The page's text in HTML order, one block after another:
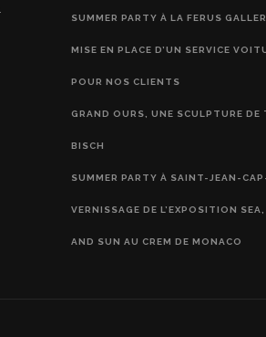
SUMMER PARTY À LA FERUS
MISE EN PLACE D’UN SERVICE
POUR NOS CLIENTS
GRAND OURS, UNE SCULPTURE DE
BISCH
SUMMER PARTY À SAINT-JEAN-
VERNISSAGE DE L’EXPOSITION
AND SUN AU CREM DE MONACO